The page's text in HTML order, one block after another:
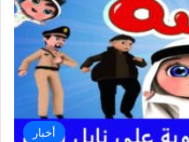
أخبار